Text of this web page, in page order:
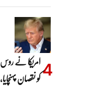
امریکا نے
کو نقصان